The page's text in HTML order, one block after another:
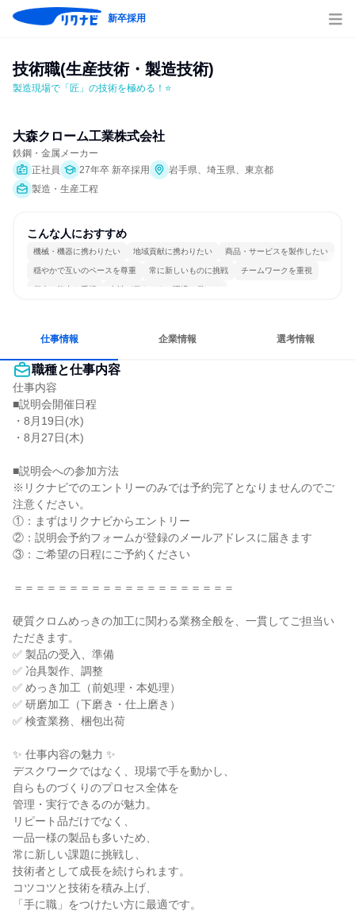
新卒採用
技術職(生産技術・製造技術)
製造現場で「匠」の技術を極める！⭐
大森クローム工業株式会社
鉄鋼・金属メーカー
正社員
27年卒 新卒採用
岩手県、埼玉県、東京都
製造・生産工程
こんな人におすすめ
機械・機器に携わりたい 地域貢献に携わりたい 商品・サービスを製作したい
穏やかで互いのペースを尊重 常に新しいものに挑戦 チームワークを重視
個人の能力を重視 女性が働きやすい環境で働ける
仕事情報 企業情報 選考情報
職種と仕事内容
仕事内容
■説明会開催日程
・8月19日(水)
・8月27日(木)
■説明会への参加方法
※リクナビでのエントリーのみでは予約完了となりませんのでご
注意ください。
①：まずはリクナビからエントリー
②：説明会予約フォームが登録のメールアドレスに届きます
③：ご希望の日程にご予約ください
＝＝＝＝＝＝＝＝＝＝＝＝＝＝＝＝＝＝＝＝
硬質クロムめっきの加工に関わる業務全般を、一貫してご担当い
ただきます。
✅ 製品の受入、準備
✅ 冶具製作、調整
✅ めっき加工（前処理・本処理）
✅ 研磨加工（下磨き・仕上磨き）
✅ 検査業務、梱包出荷
✨ 仕事内容の魅力 ✨
デスクワークではなく、現場で手を動かし、
自らものづくりのプロセス全体を
管理・実行できるのが魅力。
リピート品だけでなく、
一品一様の製品も多いため、
常に新しい課題に挑戦し、
技術者として成長を続けられます。
コツコツと技術を積み上げ、
「手に職」をつけたい方に最適です。